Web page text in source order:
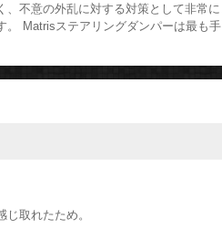
不意の外乱に対する対策として非常に
。 Matrisステアリングダンパーは最も手
取れたため。